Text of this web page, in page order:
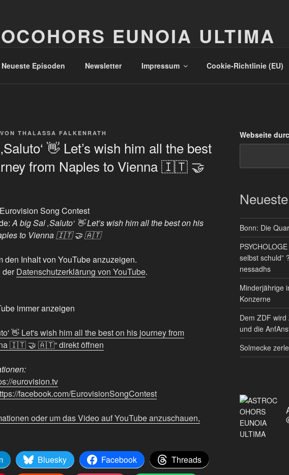
EUNOIA ULTIMA
Neueste Episoden Newsletter Impressum Cookie-Richtlinie (EU)
VON THALASSA FALKENRATH
👋 Let’s wish him all the best
from Naples to Vienna 🇮🇹 🤝
Song Contest
A big Sal ‚Saluto‘ 👋 Let’s wish him all the best on his
to Vienna 🇮🇹 🤝 🇦🇹
den Inhalt von YouTube anzuzeigen.
derDatenschutzerklärung von YouTube.
immer anzeigen
👋 Let's wish him all the best on his journey from
🇮🇹 🤝 🇦🇹“ direkt öffnen
eurovision.tv
facebook.com/EurovisionSongContest
oder um das Video auf YouTube anzuschauen,
Bluesky Facebook
Threads
Webseite
Bonn: Die
selbst schuld”
nessadhs
Minderjährige
Konzerne
Dem ZDF
und die
Solmecke